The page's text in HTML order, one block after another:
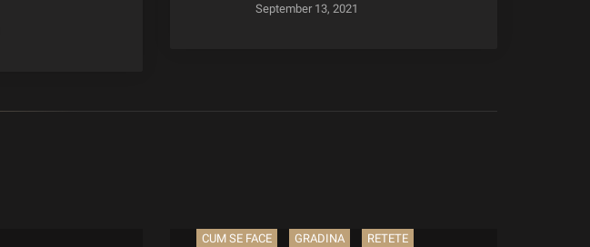
September 13, 2021
CUM SE FACE GRADINA RETETE